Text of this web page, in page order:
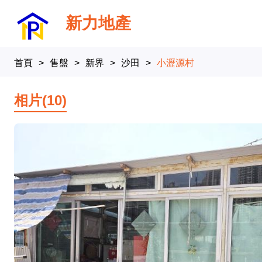
新力地產
首頁 > 售盤 > 新界 > 沙田 > 小瀝源村
相片(10)